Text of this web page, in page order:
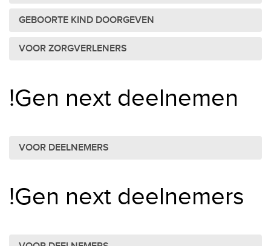
GEBOORTE KIND DOORGEVEN
VOOR ZORGVERLENERS
!Gen next deelnemen
VOOR DEELNEMERS
!Gen next deelnemers